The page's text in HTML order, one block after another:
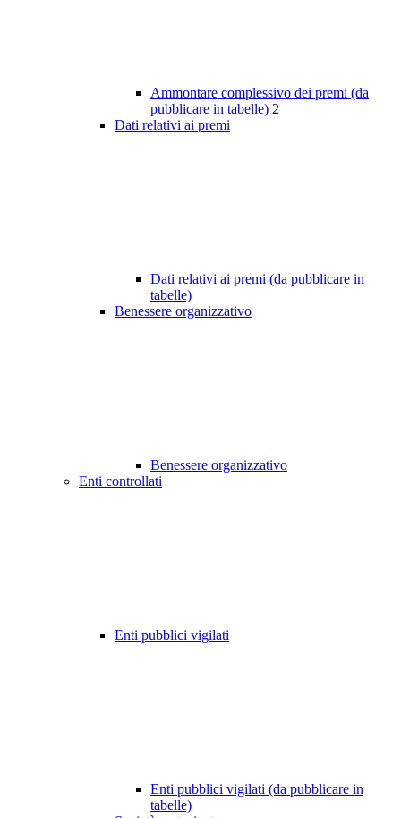
Ammontare complessivo dei premi (da
pubblicare in tabelle) 2
Dati relativi ai premi
Dati relativi ai premi (da pubblicare in
tabelle)
Benessere organizzativo
Benessere organizzativo
Enti controllati
Enti pubblici vigilati
Enti pubblici vigilati (da pubblicare in
tabelle)